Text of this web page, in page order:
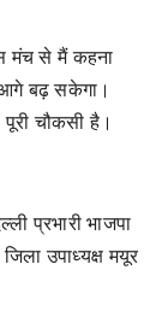
मंच से मैं कहना
आगे बढ़ सकेगा।
चौकसी है।
प्रभारी भाजपा
उपाध्‍यक्ष मयूर